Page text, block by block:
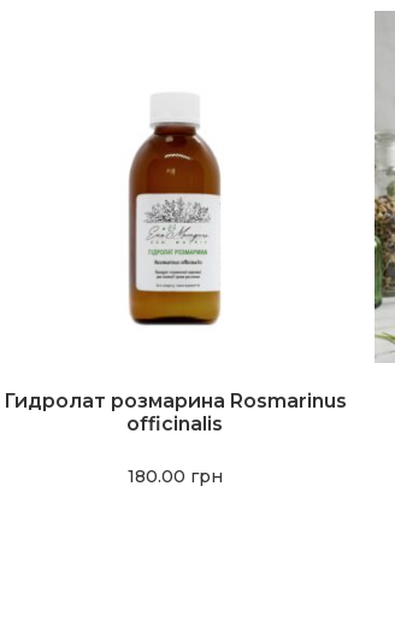
Гидролат розмарина Rosmarinus
officinalis
180.00 грн